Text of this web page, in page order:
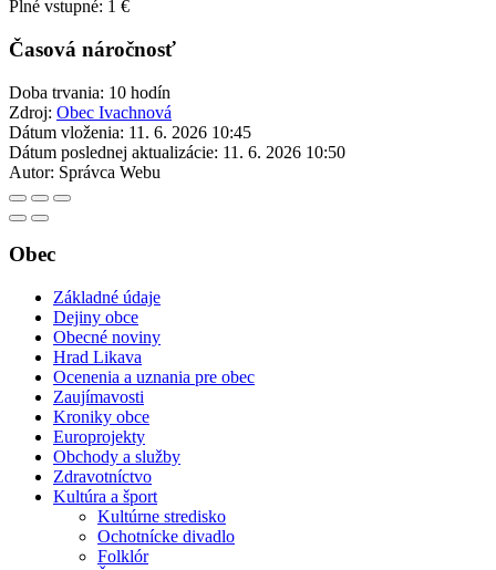
Plné vstupné: 1 €
Časová náročnosť
Doba trvania: 10 hodín
Zdroj: Obec Ivachnová
Dátum vloženia: 11. 6. 2026 10:45
Dátum poslednej aktualizácie: 11. 6. 2026 10:50
Autor: Správca Webu
Obec
Základné údaje
Dejiny obce
Obecné noviny
Hrad Likava
Ocenenia a uznania pre obec
Zaujímavosti
Kroniky obce
Europrojekty
Obchody a služby
Zdravotníctvo
Kultúra a šport
Kultúrne stredisko
Ochotnícke divadlo
Folklór